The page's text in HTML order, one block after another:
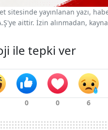
sitesinde yayınlanan yazı,
aittir. İzin alınmadan,
ile tepki ver